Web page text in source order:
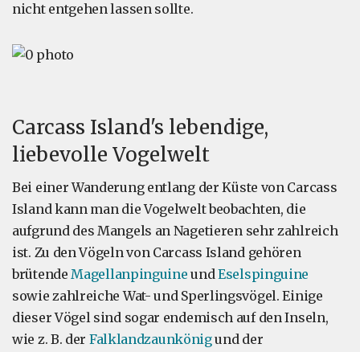
nicht entgehen lassen sollte.
Carcass Island's lebendige,
liebevolle Vogelwelt
Bei einer Wanderung entlang der Küste von Carcass
Island kann man die Vogelwelt beobachten, die
aufgrund des Mangels an Nagetieren sehr zahlreich
ist. Zu den Vögeln von Carcass Island gehören
brütendeMagellanpinguine undEselspinguine
sowie zahlreiche Wat- und Sperlingsvögel. Einige
dieser Vögel sind sogar endemisch auf den Inseln,
wie z. B. der Falklandzaunkönigund der